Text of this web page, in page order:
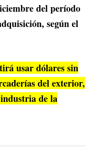
del período
según el
usar dólares sin
del exterior,
de la